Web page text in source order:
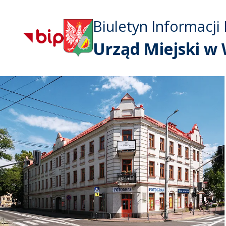
Biuletyn Informacji
Urząd Miejski w